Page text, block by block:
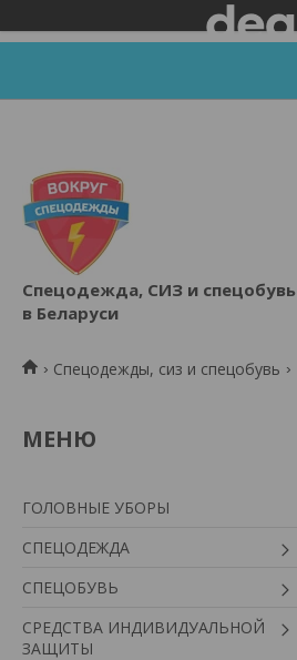
Спецодежда, СИЗ и спецобувь
в Беларуси
Спецодежды, сиз и спецобувь
ГОЛОВНЫЕ УБОРЫ
СПЕЦОДЕЖДА
СПЕЦОБУВЬ
СРЕДСТВА ИНДИВИДУАЛЬНОЙ
ЗАЩИТЫ